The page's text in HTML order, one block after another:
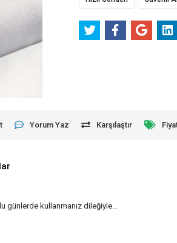
Yorum Yaz Karşılaştır
günlerde kullanmanız dileğiyle…